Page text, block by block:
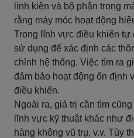
linh kiện và bộ phận trong
rằng máy móc hoạt động
Trong lĩnh vực điều khiển
sử dụng để xác định các
chỉnh hệ thống. Việc tìm ra
đảm bảo hoạt động ổn định
điều khiển.
Ngoài ra, giá trị cần tìm
lĩnh vực kỹ thuật khác như
hàng không vũ trụ, v.v. Tùy